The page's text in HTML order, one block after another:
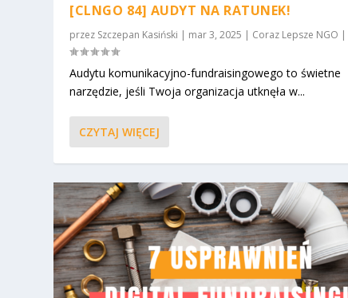
[CLNGO 84] AUDYT NA RATUNEK!
przez Szczepan Kasiński | mar 3, 2025 | Coraz Lepsze NGO |
Audytu komunikacyjno-fundraisingowego to świetne
narzędzie, jeśli Twoja organizacja utknęła w...
CZYTAJ WIĘCEJ